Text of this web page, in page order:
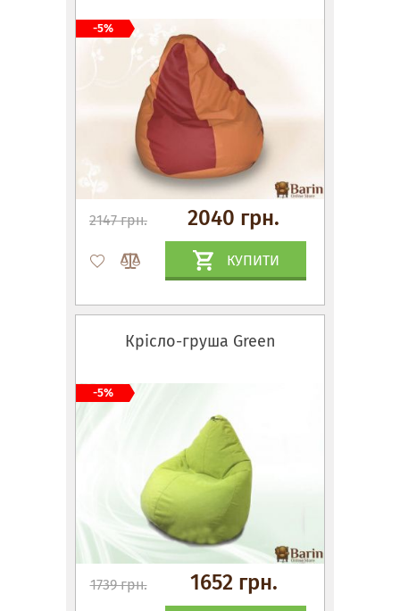
2147 грн. 2040 грн.
КУПИТИ
-5%
Крісло-груша Green
1739 грн. 1652 грн.
-5%